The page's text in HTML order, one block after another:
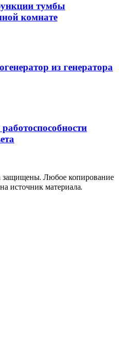
тумбы
комнате
из генератора
Любое копирование
источник материала.